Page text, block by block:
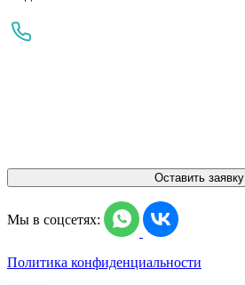
Оставить заявку
Мы в соцсетях:
Политика конфиденциальности